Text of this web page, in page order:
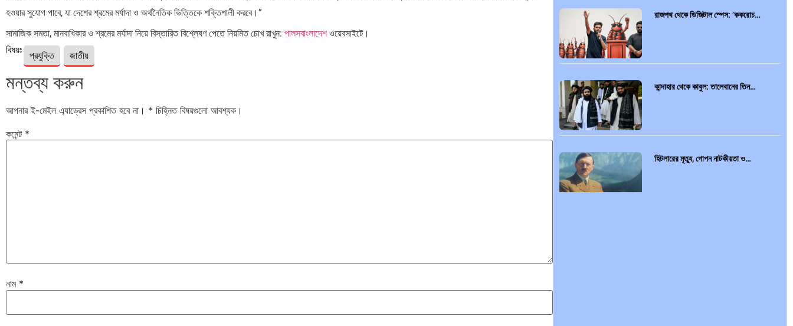
হওয়ার সুযোগ পাবে, যা দেশের শ্রমের মর্যাদা ও অর্থনৈতিক ভিত্তিকে শক্তিশালী করবে।”
সামাজিক সমতা, মানবাধিকার ও শ্রমের মর্যাদা নিয়ে বিস্তারিত বিশ্লেষণ পেতে নিয়মিত চোখ রাখুন: পালসবাংলাদেশওয়েবসাইটে।
বিষয়ঃ
প্রযুক্তি জাতীয়
মন্তব্য করুন
আপনার ই-মেইল এ্যাড্রেস প্রকাশিত হবে না। * চিহ্নিত বিষয়গুলো আবশ্যক।
কমেন্ট *
নাম *
রাজপথ থেকে ডিজিটাল স্পেস: ‘ককরোচ…
কান্দাহার থেকে কাবুল: তালেবানের তিন…
হিটলারের মৃত্যু, গোপন নাটকীয়তা ও…